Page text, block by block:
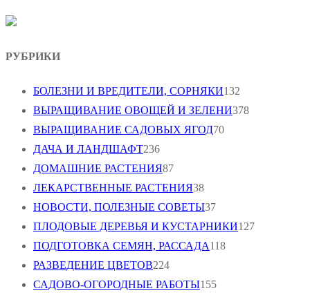
РУБРИКИ
БОЛЕЗНИ И ВРЕДИТЕЛИ, СОРНЯКИ132
ВЫРАЩИВАНИЕ ОВОЩЕЙ И ЗЕЛЕНИ378
ВЫРАЩИВАНИЕ САДОВЫХ ЯГОД70
ДАЧА И ЛАНДШАФТ236
ДОМАШНИЕ РАСТЕНИЯ87
ЛЕКАРСТВЕННЫЕ РАСТЕНИЯ38
НОВОСТИ, ПОЛЕЗНЫЕ СОВЕТЫ37
ПЛОДОВЫЕ ДЕРЕВЬЯ И КУСТАРНИКИ127
ПОДГОТОВКА СЕМЯН, РАССАДА118
РАЗВЕДЕНИЕ ЦВЕТОВ224
САДОВО-ОГОРОДНЫЕ РАБОТЫ155